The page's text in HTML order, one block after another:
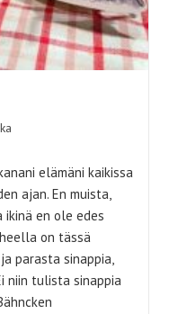
elämäni kaikissa
ajan. En muista,
en ole edes
on tässä
parasta sinappia,
niin tulista sinappia